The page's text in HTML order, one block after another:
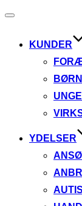
Slå
KUNDER
BØRN
YDELSER